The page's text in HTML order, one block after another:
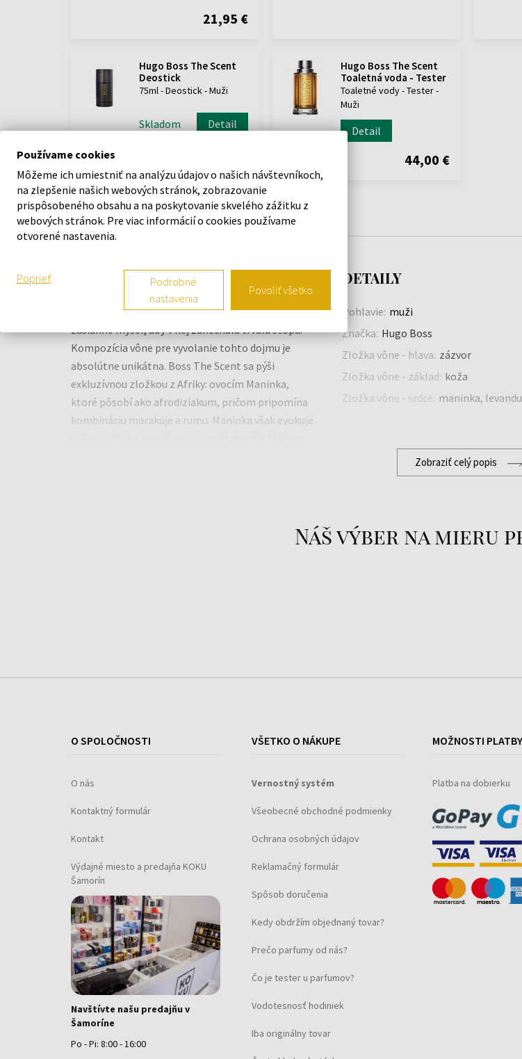
21,95 €
Hugo Boss The Scent
Deostick
75ml - Deostick - Muži
Skladom Detail
Hugo Boss The Scent
Toaletná voda - Tester
Toaletné vody - Tester -
Muži
Detail
44,00 €
Značka Boss Parfums verí v zvodnosť, ktorá
zasiahne myseľ, aby v nej zanechala trvalú stopu.
Kompozícia vône pre vyvolanie tohto dojmu je
absolútne unikátna. Boss The Scent sa pýši
exkluzívnou zložkou z Afriky: ovocím Maninka,
ktoré pôsobí ako afrodiziakum, pričom pripomína
kombináciu marakuje a rumu. Maninka však evokuje
DETAILY
Pohlavie: muži
Značka: Hugo Boss
Zložka vône - hlava: zázvor
Zložka vône - základ: koža
Zložka vône - srdce: maninka,
Zobraziť celý popis
Náš výber na mieru
O SPOLOČNOSTI
O nás
Kontaktný formulár
Kontakt
Výdajné miesto a predajňa KOKU
Šamorín
Navštívte našu predajňu v
Šamoríne
Po - Pi: 8:00 - 16:00
VŠETKO O NÁKUPE
Vernostný systém
Všeobecné obchodné podmienky
Ochrana osobných údajov
Reklamačný formulár
Spôsob doručenia
Kedy obdržím objednaný tovar?
Prečo parfumy od nás?
Čo je tester u parfumov?
Vodotesnosť hodiniek
Iba originálny tovar
MOŽNOSTI PLATBY
Platba na dobierku
Používame cookies
Môžeme ich umiestniť na analýzu údajov o našich návštevníkoch,
na zlepšenie našich webových stránok, zobrazovanie
prispôsobeného obsahu a na poskytovanie skvelého zážitku z
webových stránok. Pre viac informácií o cookies používame
otvorené nastavenia.
Poprieť
Podrobné
nastavenia
Povoliť všetko